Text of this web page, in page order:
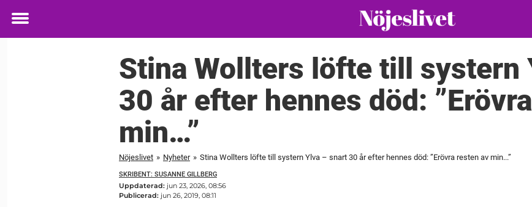
Toggle
Stina Wollters löfte till systern
30 år efter hennes död:
min…”
Nöjeslivet » Nyheter » Stina Wollters löfte till systern Ylva – snart 30 år efter hennes död: ”Erövra resten av min...”
SKRIBENT: SUSANNE GILLBERG
Uppdaterad: jun 23, 2026, 08:56
Publicerad: jun 26, 2019, 08:11